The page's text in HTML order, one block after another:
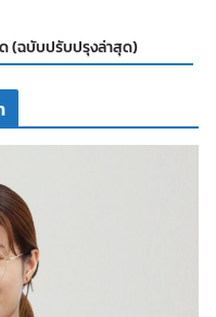
(ฉบับปรับปรุงล่าสุด)